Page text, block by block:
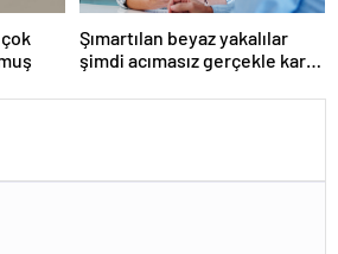
Şımartılan beyaz yakalılar
şimdi acımasız gerçekle karşı